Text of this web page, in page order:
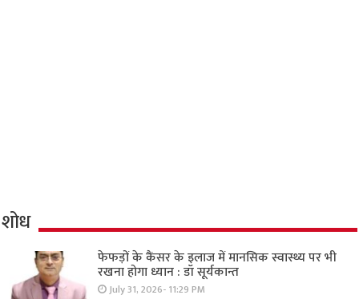
शोध
फेफड़ों के कैंसर के इलाज में मानसिक स्वास्थ्य पर भी
रखना होगा ध्यान : डॉ सूर्यकान्त
July 31, 2026- 11:29 PM